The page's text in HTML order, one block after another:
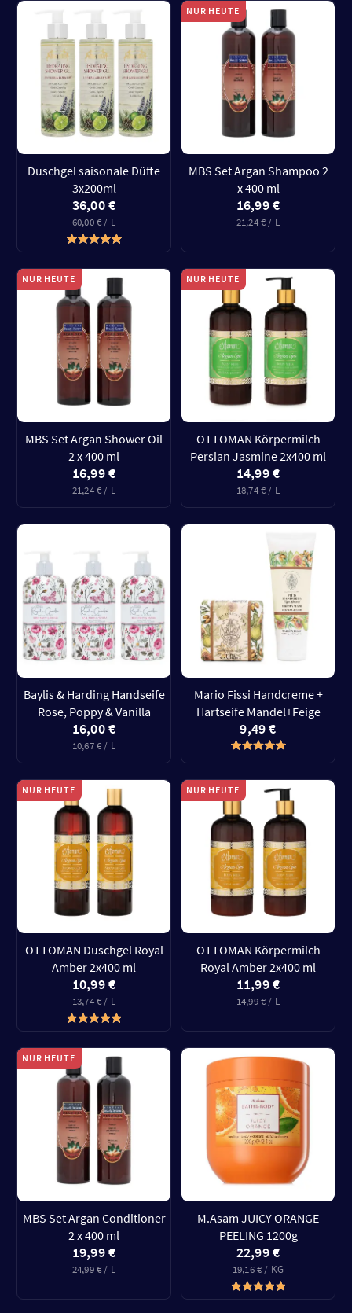
Duschgel saisonale Düfte
3x200ml
36,00 €
60,00 € / L
NUR HEUTE
MBS Set Argan Shampoo 2
x 400 ml
16,99 €
21,24 € / L
NUR HEUTE
MBS Set Argan Shower Oil
2 x 400 ml
16,99 €
21,24 € / L
NUR HEUTE
OTTOMAN Körpermilch
Persian Jasmine 2x400 ml
14,99 €
18,74 € / L
Baylis & Harding Handseife
Rose, Poppy & Vanilla
16,00 €
10,67 € / L
Mario Fissi Handcreme +
Hartseife Mandel+Feige
9,49 €
NUR HEUTE
OTTOMAN Duschgel Royal
Amber 2x400 ml
10,99 €
13,74 € / L
NUR HEUTE
OTTOMAN Körpermilch
Royal Amber 2x400 ml
11,99 €
14,99 € / L
NUR HEUTE
MBS Set Argan Conditioner
2 x 400 ml
19,99 €
24,99 € / L
M.Asam JUICY ORANGE
PEELING 1200g
22,99 €
19,16 € / KG